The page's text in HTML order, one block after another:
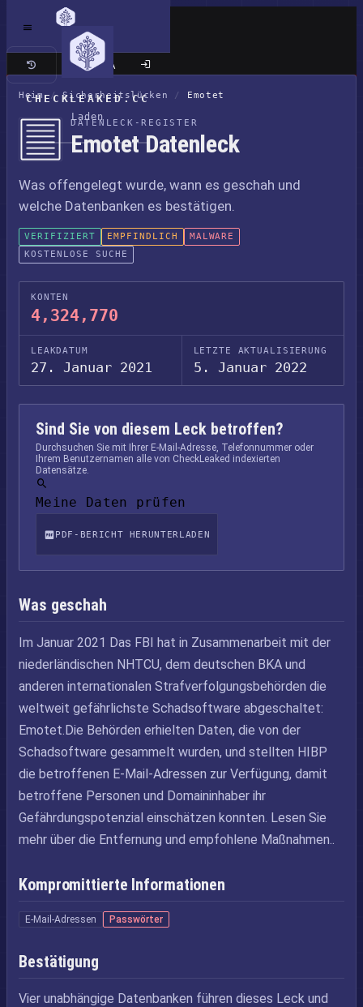
CHECKLEAKED.CC
Laden
Klassische Seite
Heim / Sicherheitslücken / Emotet
DATENLECK-REGISTER
Emotet Datenleck
Was offengelegt wurde, wann es geschah und
welche Datenbanken es bestätigen.
VERIFIZIERT EMPFINDLICH
MALWARE
KOSTENLOSE SUCHE
KONTEN
4,324,770
LEAKDATUM
27. Januar 2021
LETZTE AKTUALISIERUNG
5. Januar 2022
Sind Sie von diesem Leck betroffen?
Durchsuchen Sie mit Ihrer E-Mail-Adresse, Telefonnummer oder
Ihrem Benutzernamen alle von CheckLeaked indexierten
Datensätze.
Meine Daten prüfen
PDF-BERICHT HERUNTERLADEN
Was geschah
Im Januar 2021 Das FBI hat in Zusammenarbeit mit der
niederländischen NHTCU, dem deutschen BKA und
anderen internationalen Strafverfolgungsbehörden die
weltweit gefährlichste Schadsoftware abgeschaltet:
Emotet.Die Behörden erhielten Daten, die von der
Schadsoftware gesammelt wurden, und stellten HIBP
die betroffenen E-Mail-Adressen zur Verfügung, damit
betroffene Personen und Domaininhaber ihr
Gefährdungspotenzial einschätzen konnten. Lesen Sie
mehr über die Entfernung und empfohlene Maßnahmen..
Kompromittierte Informationen
E-Mail-Adressen Passwörter
Bestätigung
Vier unabhängige Datenbanken führen dieses Leck und